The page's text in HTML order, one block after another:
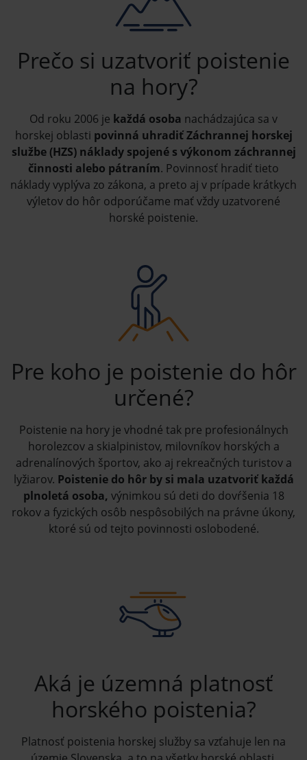
Prečo si uzatvoriť poistenie
na hory?
Od roku 2006 je každá osoba nachádzajúca sa v
horskej oblasti povinná uhradiť Záchrannej horskej
službe (HZS) náklady spojené s výkonom záchrannej
činnosti alebo pátraním. Povinnosť hradiť tieto
náklady vyplýva zo zákona, a preto aj v prípade krátkych
výletov do hôr odporúčame mať vždy uzatvorené
horské poistenie.
Pre koho je poistenie do hôr
určené?
Poistenie na hory je vhodné tak pre profesionálnych
horolezcov a skialpinistov, milovníkov horských a
adrenalínových športov, ako aj rekreačných turistov a
lyžiarov. Poistenie do hôr by si mala uzatvoriť každá
plnoletá osoba, výnimkou sú deti do dovŕšenia 18
rokov a fyzických osôb nespôsobilých na právne úkony,
ktoré sú od tejto povinnosti oslobodené.
Aká je územná platnosť
horského poistenia?
Platnosť poistenia horskej služby sa vzťahuje len na